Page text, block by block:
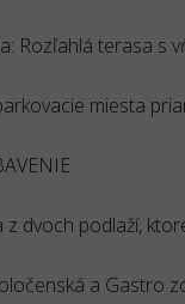
Rozľahlá terasa s
miesta
dvoch podlaží,
a Gastro